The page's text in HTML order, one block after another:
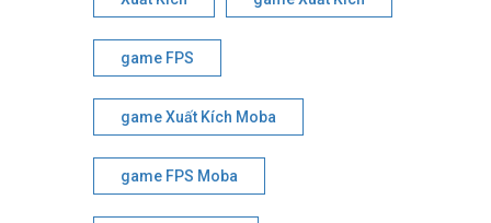
game FPS
game Xuất Kích Moba
game FPS Moba